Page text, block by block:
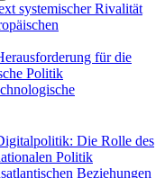
systemischer Rivalität
für die
Politik
Die Rolle des
Politik
Beziehungen